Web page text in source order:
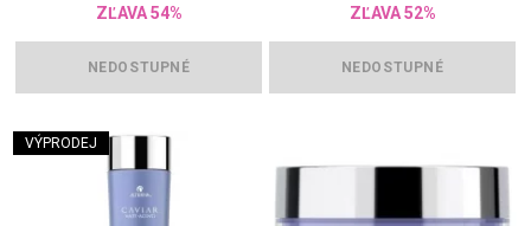
ZĽAVA 54%
NEDOSTUPNÉ
ZĽAVA 52%
NEDOSTUPNÉ
VÝPRODEJ